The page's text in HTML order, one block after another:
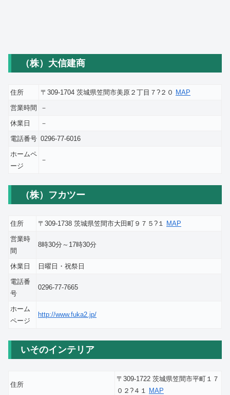
（株）大信建商
住所 〒309-1704 茨城県笠間市美原２丁目７?２０ MAP
営業時間
－
休業日
－
電話番号 0296-77-6016
ホームペ
ージ
－
（株）フカツー
住所 〒309-1738 茨城県笠間市大田町９７５?１ MAP
営業時
間
8時30分～17時30分
休業日
日曜日・祝祭日
電話番
号
0296-77-7665
ホーム
ページ
http://www.fuka2.jp/
いそのインテリア
住所
〒309-1722 茨城県笠間市平町１７
０２?４１
MAP